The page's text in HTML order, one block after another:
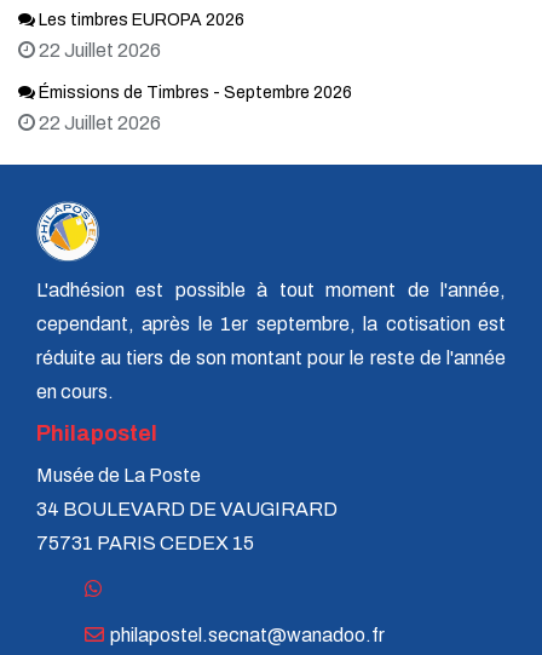
Les timbres EUROPA 2026
22 Juillet 2026
Émissions de Timbres - Septembre 2026
22 Juillet 2026
L'adhésion est possible à tout moment de l'année,
cependant, après le 1er septembre, la cotisation est
réduite au tiers de son montant pour le reste de l'année
en cours.
Philapostel
Musée de La Poste
34 BOULEVARD DE VAUGIRARD
75731 PARIS CEDEX 15
philapostel.secnat@wanadoo.fr